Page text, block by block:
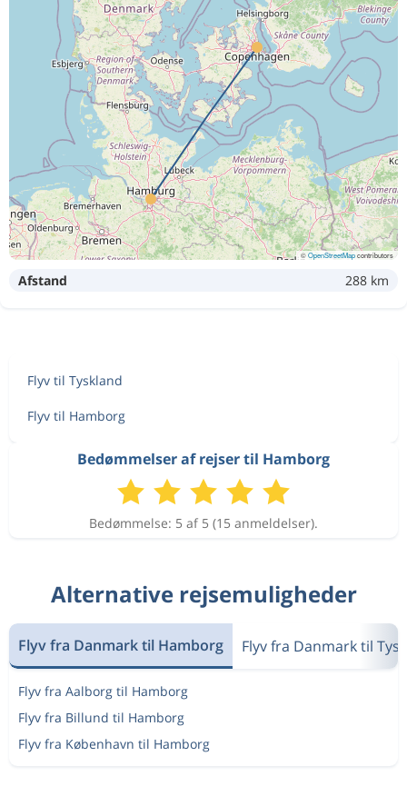
©OpenStreetMapcontributors
Afstand 288 km
Flyv til Tyskland
Flyv til Hamborg
Bedømmelser af rejser til Hamborg
Bedømmelse: 5 af 5 (15 anmeldelser).
Alternative rejsemuligheder
Flyv fra Danmark til Hamborg Flyv fra Danmark til
Flyv fra Aalborg til Hamborg
Flyv fra Billund til Hamborg
Flyv fra København til Hamborg